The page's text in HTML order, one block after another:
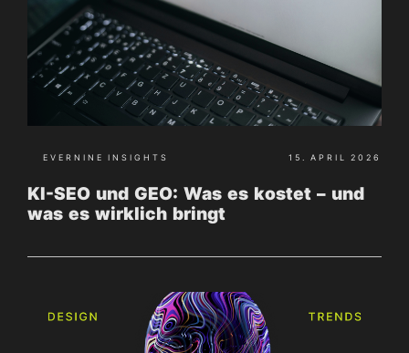
KI-SEO und GEO: Was es kostet – und
was es wirklich bringt
EVERNINE INSIGHTS 15. APRIL 2026